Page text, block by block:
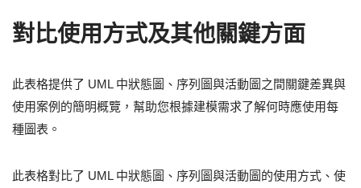
對比使用方式及其他關鍵方面
此表格提供了 UML 中狀態圖、序列圖與活動圖之間關鍵差異與
使用案例的簡明概覽，幫助您根據建模需求了解何時應使用每
種圖表。
此表格對比了 UML 中狀態圖、序列圖與活動圖的使用方式、使